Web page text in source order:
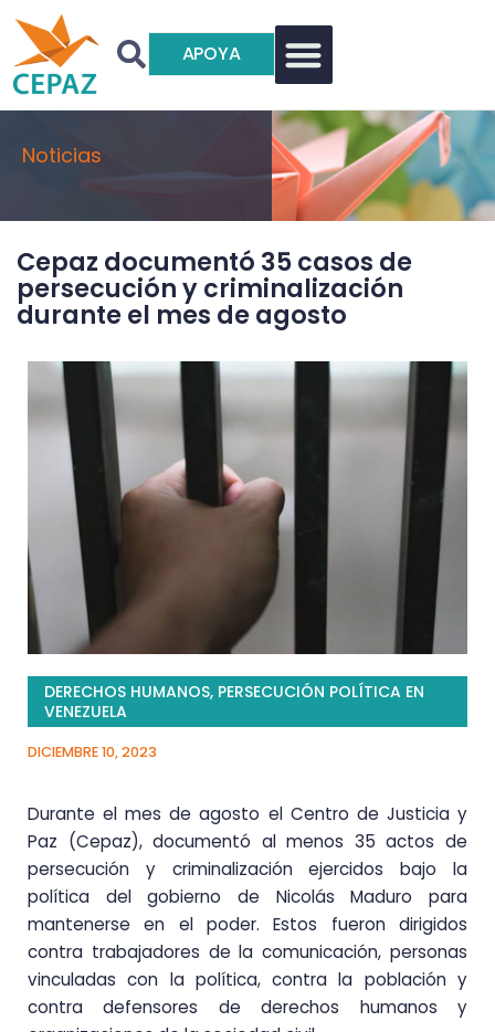
APOYA
Noticias
Cepaz documentó 35 casos de
persecución y criminalización
durante el mes de agosto
DERECHOS HUMANOS, PERSECUCIÓN POLÍTICA EN
VENEZUELA
DICIEMBRE 10, 2023
Durante el mes de agosto el Centro de Justicia y
Paz (Cepaz), documentó al menos 35 actos de
persecución y criminalización ejercidos bajo la
política del gobierno de Nicolás Maduro para
mantenerse en el poder. Estos fueron dirigidos
contra trabajadores de la comunicación, personas
vinculadas con la política, contra la población y
contra defensores de derechos humanos y